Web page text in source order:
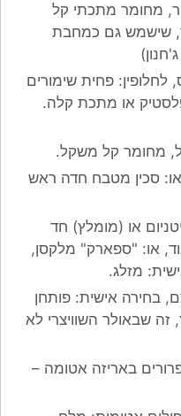
מחומר מתכתי קל
מהסיר, שישמש גם כמחבת
פחית שימורים
או מתכת קלה.
מחומר קל משקל.
סכין מטבח חדה ראש
או (מומלץ) חד
או: "ספארק" מלקסן,
מזלג.
בחירה אישית: פותחן
שבאולר השוויצרי לא
באריזה אטומה –